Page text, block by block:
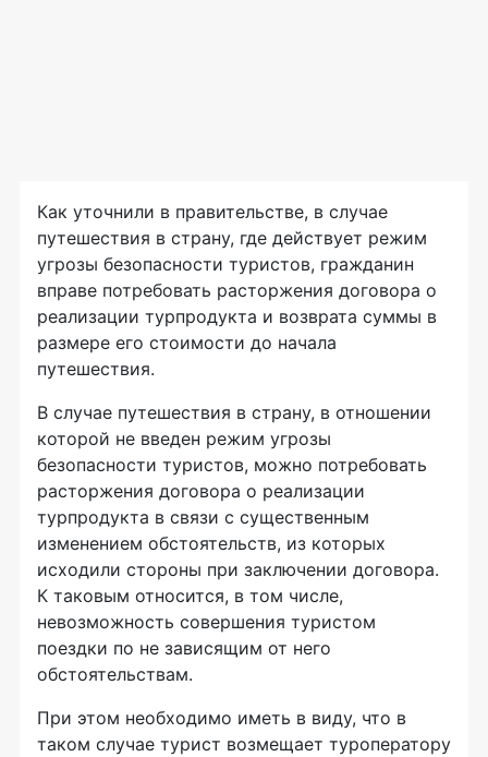
Как уточнили в правительстве, в случае
путешествия в страну, где действует режим
угрозы безопасности туристов, гражданин
вправе потребовать расторжения договора о
реализации турпродукта и возврата суммы в
размере его стоимости до начала
путешествия.
В случае путешествия в страну, в отношении
которой не введен режим угрозы
безопасности туристов, можно потребовать
расторжения договора о реализации
турпродукта в связи с существенным
изменением обстоятельств, из которых
исходили стороны при заключении договора.
К таковым относится, в том числе,
невозможность совершения туристом
поездки по не зависящим от него
обстоятельствам.
При этом необходимо иметь в виду, что в
таком случае турист возмещает туроператору